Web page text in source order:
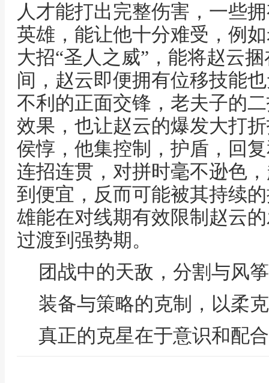
人才能打出完整伤害，一些
英雄，能让他十分难受，例
大招“圣人之威”，能将赵云
间，赵云即便拥有位移技能
不利的正面交锋，老夫子的
效果，也让赵云的爆发大打
侯惇，他集控制，护盾，回
连招连贯，对拼时毫不逊色
到便宜，反而可能被其持续
雄能在对线期有效限制赵云
过渡到强势期。
团战中的天敌，分割与风
装备与策略的克制，以柔
真正的克星在于意识和配